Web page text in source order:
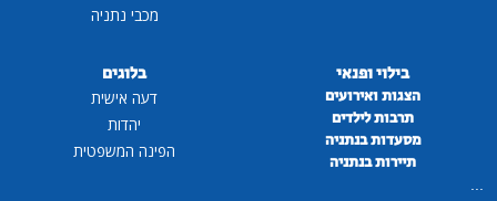
מכבי נתניה
בילוי ופנאי
הצגות ואירועים
תרבות לילדים
מסעדות בנתניה
תיירות בנתניה
...
בלוגים
דעה אישית
יהדות
הפינה המשפטית